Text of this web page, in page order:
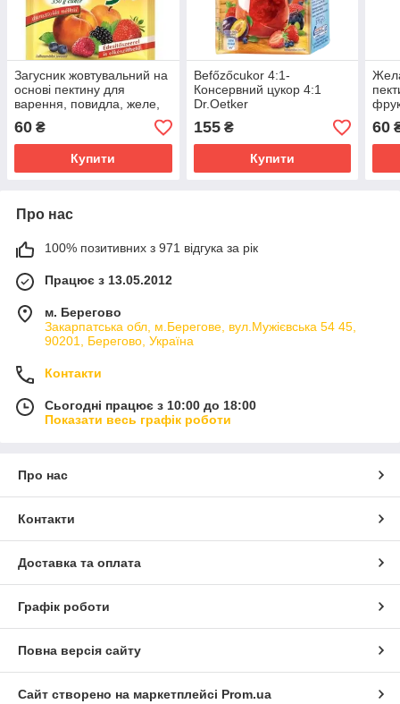
Загусник жовтувальний на
основі пектину для
варення, повидла, желе,
мармеладу Dzsemfix
Dr.Oetker 3:1 Угорщина
60 ₴
Купити
Befőzőcukor 4:1-
Консервний цукор 4:1
Dr.Oetker
155₴
Купити
60
Про нас
100% позитивних з 971 відгука за рік
Працює з 13.05.2012
м. Берегово
Закарпатська обл, м.Берегове, вул.Мужієвська 54 45,
90201, Берегово, Україна
Контакти
Сьогодні працює з 10:00 до 18:00
Показати весь графік роботи
Про нас
Контакти
Доставка та оплата
Графік роботи
Повна версія сайту
Сайт створено на маркетплейсі Prom.ua